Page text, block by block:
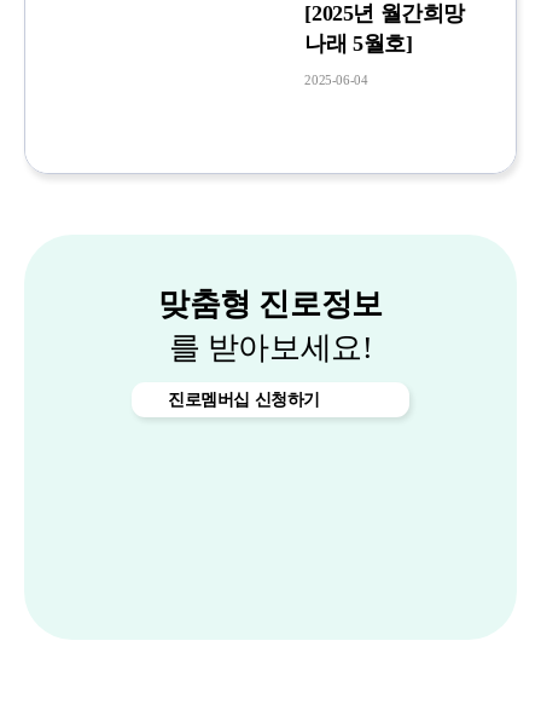
[2025년 월간희망
나래 5월호]
2025-06-04
맞춤형 진로정보
를 받아보세요!
진로멤버십 신청하기